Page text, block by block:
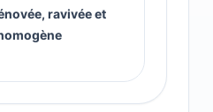
ravivée et